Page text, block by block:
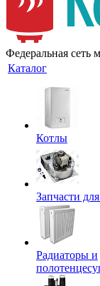
Федеральная сеть
Каталог
Котлы
Запчасти
Радиаторы и